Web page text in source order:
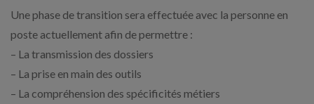
Une phase de transition sera effectuée avec la personne en
poste actuellement afin de permettre :
– La transmission des dossiers
– La prise en main des outils
– La compréhension des spécificités métiers